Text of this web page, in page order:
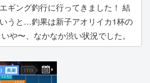
ギング釣行に行ってきました！ 結
うと…釣果は新子アオリイカ1杯の
や〜、なかなか渋い状況でした。